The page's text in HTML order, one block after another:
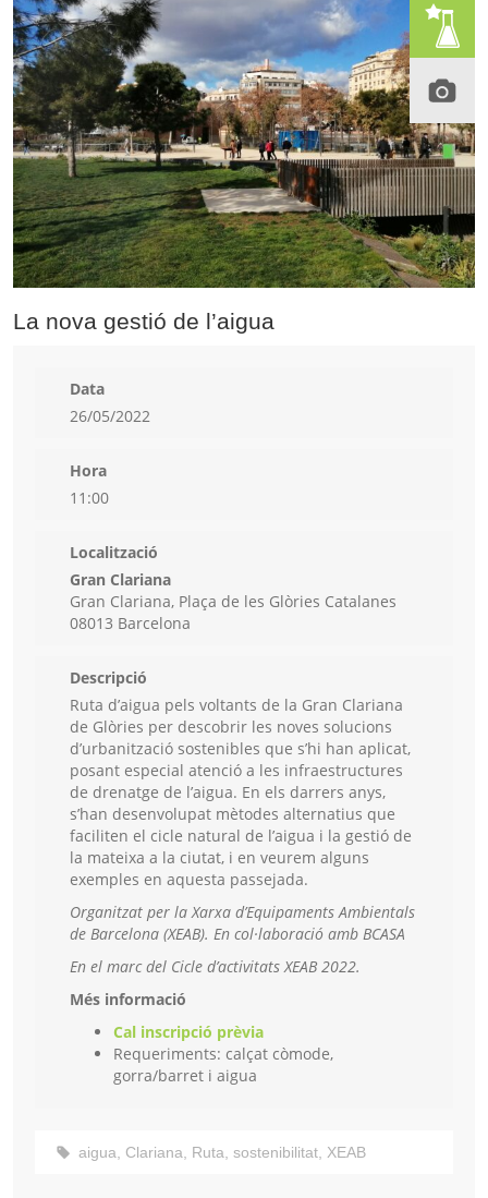
La nova gestió de l’aigua
Data
26/05/2022
Hora
11:00
Localització
Gran Clariana
Gran Clariana, Plaça de les Glòries Catalanes
08013 Barcelona
Descripció
Ruta d’aigua pels voltants de la Gran Clariana
de Glòries per descobrir les noves solucions
d’urbanització sostenibles que s’hi han aplicat,
posant especial atenció a les infraestructures
de drenatge de l’aigua. En els darrers anys,
s’han desenvolupat mètodes alternatius que
faciliten el cicle natural de l’aigua i la gestió de
la mateixa a la ciutat, i en veurem alguns
exemples en aquesta passejada.
Organitzat per la Xarxa d’Equipaments Ambientals
de Barcelona (XEAB). En col·laboració amb BCASA
En el marc del Cicle d’activitats XEAB 2022.
Més informació
Cal inscripció prèvia
Requeriments: calçat còmode,
gorra/barret i aigua
aigua, Clariana, Ruta, sostenibilitat, XEAB